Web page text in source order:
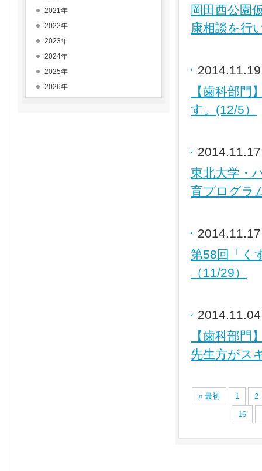
岡田西公園
康相談を行
【歯科部門
す。(12/5）
東北大学・
育プログラ
第58回「く
（11/29）
【歯科部
先生方がス
« 最初 1 2
16
2021年
2022年
2023年
2024年
2025年
2026年